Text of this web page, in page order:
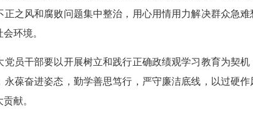
正之风和腐败问题集中整治，用心用情用力解决群众急
环境。
干部要以开展树立和践行正确政绩观学习教育为契机
永葆奋进姿态，勤学善思笃行，严守廉洁底线，以过硬
献。